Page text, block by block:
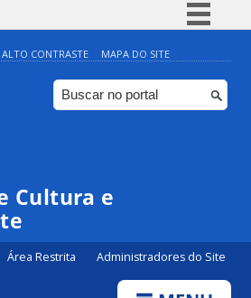
Simplifique!
Comunica BR
Participe
ALTO CONTRASTE MAPA DO SITE
Cultura e
Área Restrita Administradores do Site